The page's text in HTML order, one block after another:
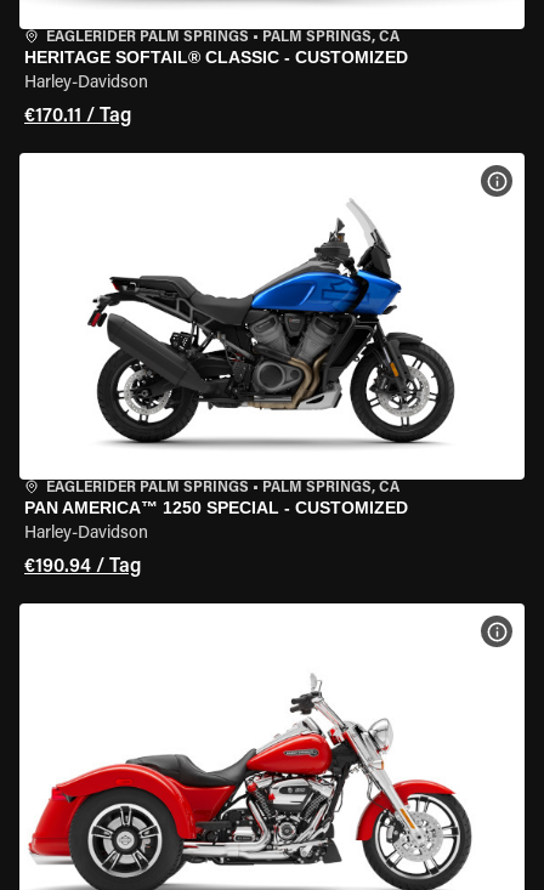
EAGLERIDER PALM SPRINGS • PALM SPRINGS, CA
HERITAGE SOFTAIL® CLASSIC - CUSTOMIZED
Harley-Davidson
€170.11 / Tag
EAGLERIDER PALM SPRINGS • PALM SPRINGS, CA
PAN AMERICA™ 1250 SPECIAL - CUSTOMIZED
Harley-Davidson
€190.94 / Tag